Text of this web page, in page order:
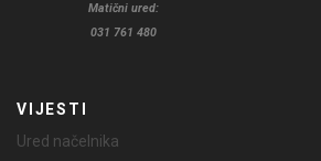
Matični ured:
031 761 480
VIJESTI
Ured načelnika